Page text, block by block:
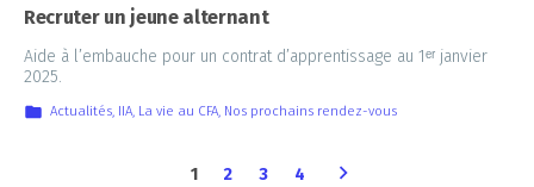
Recruter un jeune alternant
Aide à l’embauche pour un contrat d’apprentissage au 1ᵉʳ janvier
2025.
Actualités, IIA, La vie au CFA, Nos prochains rendez-vous
1 2 3 4